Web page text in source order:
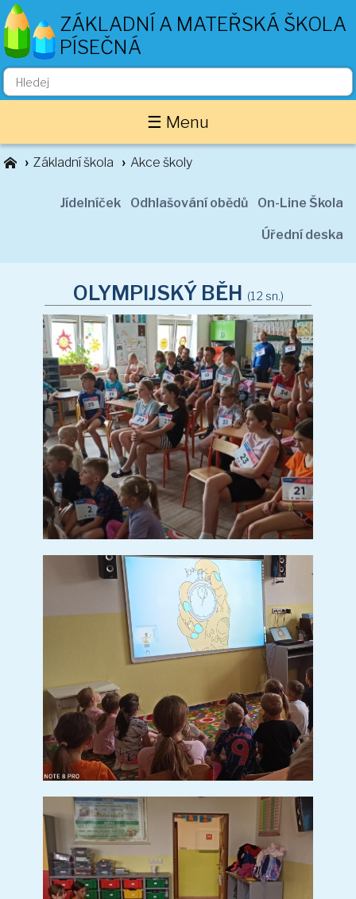
ZÁKLADNÍ A MATEŘSKÁ ŠKOLA
PÍSEČNÁ
☰ Menu
Zaměstnanci
Důležité informace
3. ročník
4. ročník
5. ročník
Kalendář ZŠ
Úřední deska
Organizace školního roku
Zvonění
Školská rada
Recyklohraní
Poradenské pracoviště školy
Doplňující učivo
DOPORUČENÉ VYBAVENÍ
Mateřská škola
Dokumenty ke stažení
Předškoláci
Pracovní listy
Básničky
Potřeby pro prvňáčky
Plavecký kurz
Zápis do MŠ
Fotogalerie
Vize MŠ
Kontakt
Školní jídelna
Základní škola Akce školy
On-Line Škola
Odhlašování obědů
Jídelníček
Úřední deska
OLYMPIJSKÝ BĚH(12 sn.)